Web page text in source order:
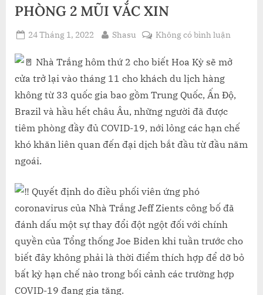
PHÒNG 2 MŨI VẮC XIN ️
Posted
24 Tháng 1, 2022 By
Shasu Không có bình luậnở
KỲ
CÁC
CHẾ
ĐI
CHO
KHÁCH
NGOÀI
ĐÃ
Nhà Trắng hôm thứ 2 cho biết Hoa Kỳ sẽ mở
cửa trở lại vào tháng 11 cho khách du lịch hàng
không từ 33 quốc gia bao gồm Trung Quốc, Ấn Độ,
Brazil và hầu hết châu Âu, những người đã được
tiêm phòng đầy đủ COVID-19, nới lỏng các hạn chế
khó khăn liên quan đến đại dịch bắt đầu từ đầu năm
ngoái.
Quyết định do điều phối viên ứng phó
coronavirus của Nhà Trắng Jeff Zients công bố đã
đánh dấu một sự thay đổi đột ngột đối với chính
quyền của Tổng thống Joe Biden khi tuần trước cho
biết đây không phải là thời điểm thích hợp để dỡ bỏ
bất kỳ hạn chế nào trong bối cảnh các trường hợp
COVID-19 đang gia tăng.